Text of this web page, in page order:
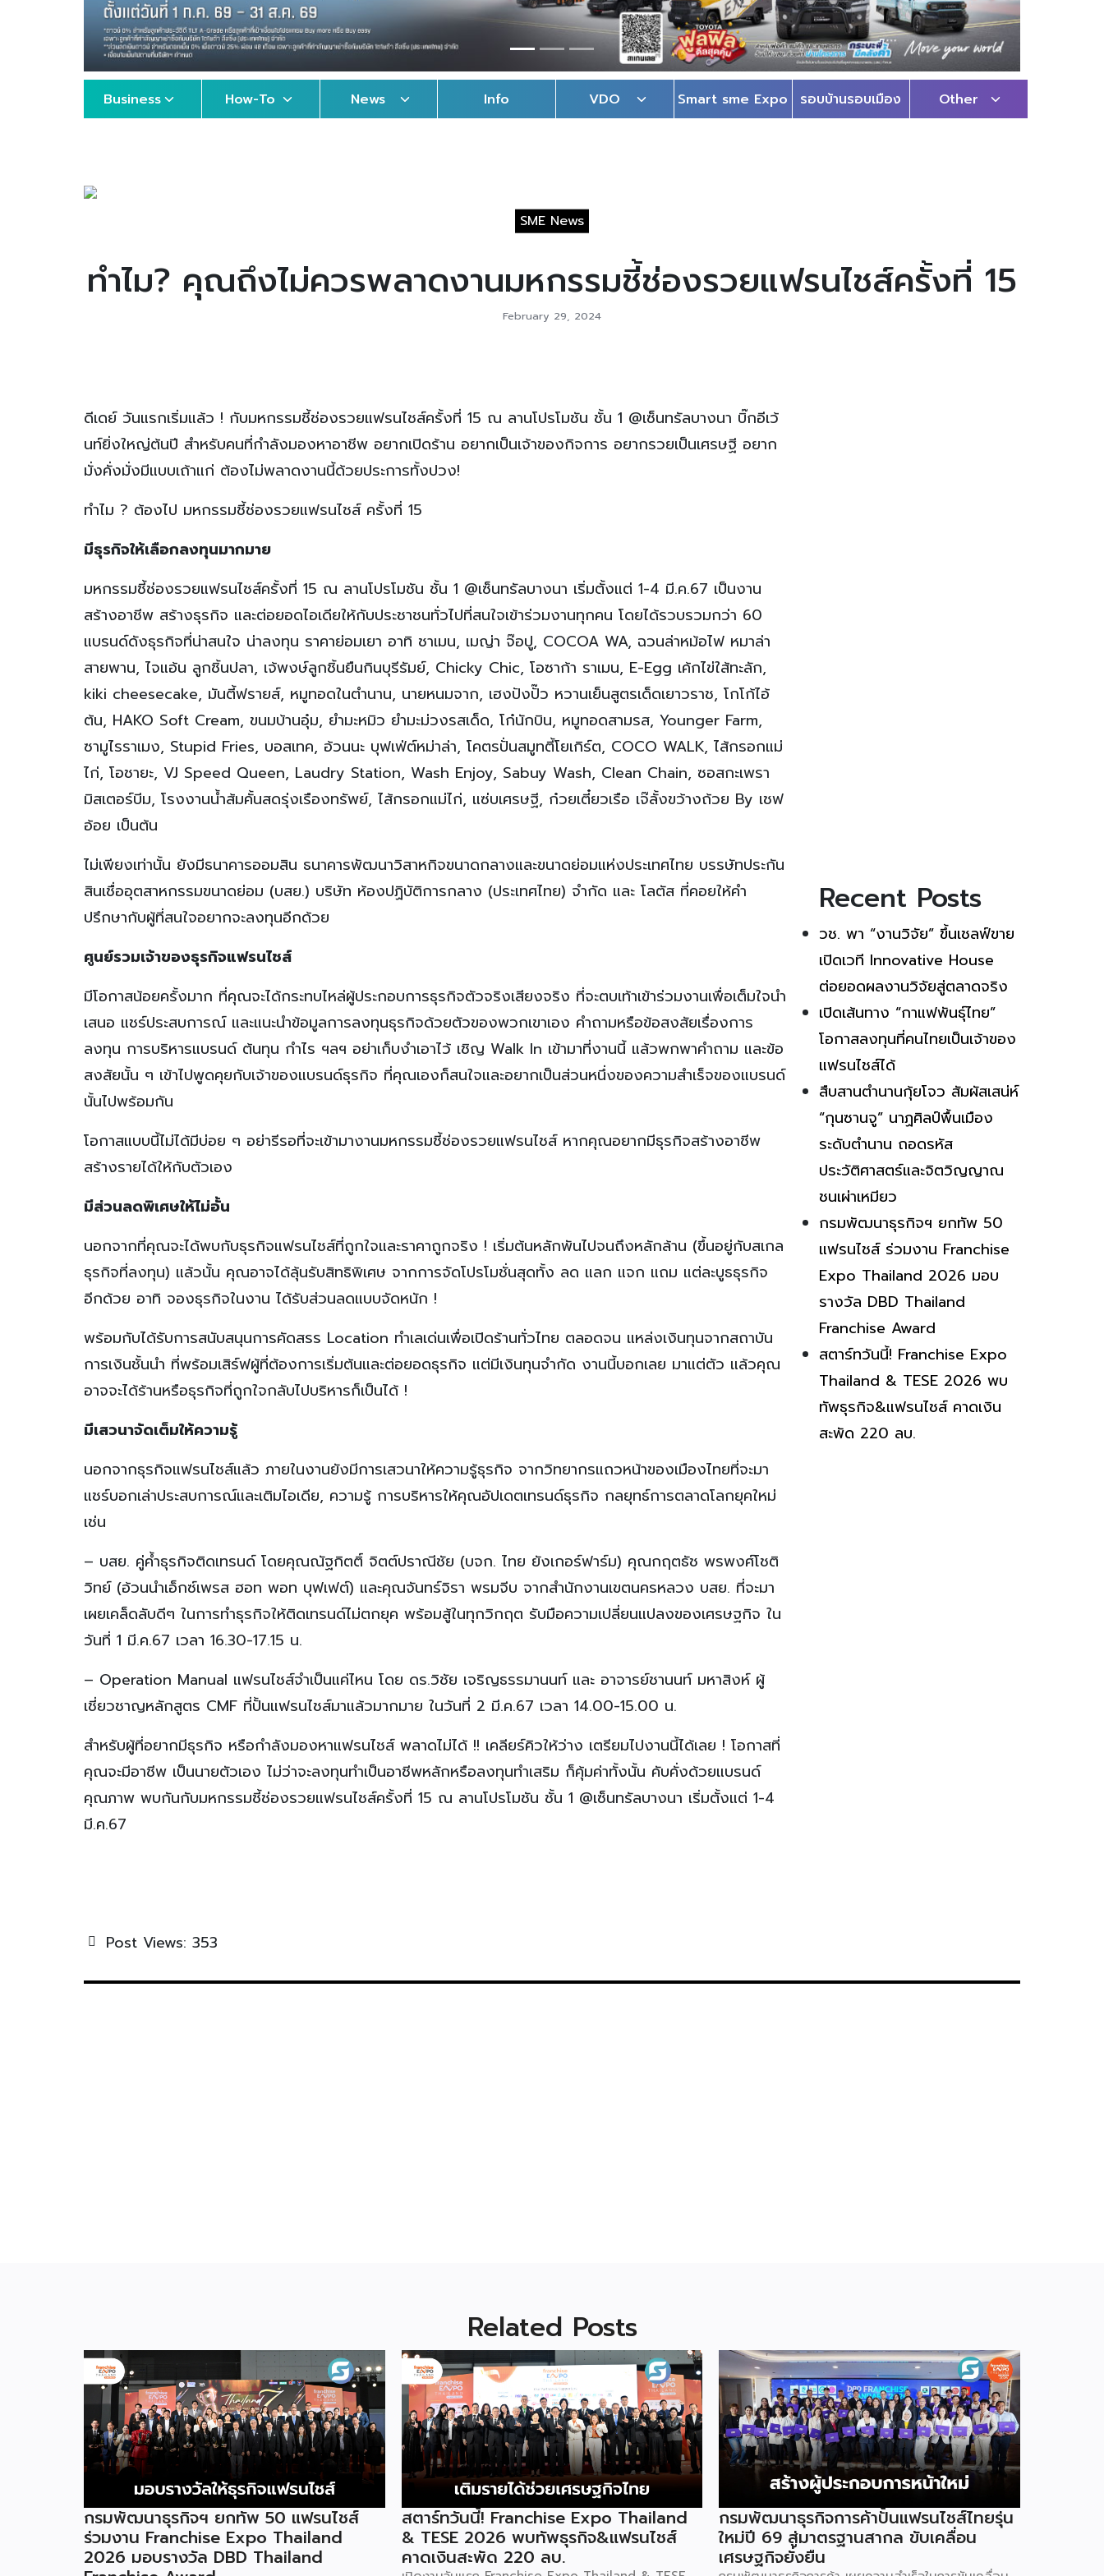
Business How-To News Info VDO Smart sme Expo รอบบ้านรอบเมือง Other
SME News
ทำไม? คุณถึงไม่ควรพลาดงานมหกรรมชี้ช่องรวยแฟรนไชส์ครั้งที่ 15
February 29, 2024
ดีเดย์ วันแรกเริ่มแล้ว ! กับมหกรรมชี้ช่องรวยแฟรนไชส์ครั้งที่ 15 ณ ลานโปรโมชัน ชั้น 1 @เซ็นทรัลบางนา บิ๊กอีเว้
นท์ยิ่งใหญ่ต้นปี สำหรับคนที่กำลังมองหาอาชีพ อยากเปิดร้าน อยากเป็นเจ้าของกิจการ อยากรวยเป็นเศรษฐี อยาก
มั่งคั่งมั่งมีแบบเถ้าแก่ ต้องไม่พลาดงานนี้ด้วยประการทั้งปวง!
ทำไม ? ต้องไป มหกรรมชี้ช่องรวยแฟรนไชส์ ครั้งที่ 15
มีธุรกิจให้เลือกลงทุนมากมาย
มหกรรมชี้ช่องรวยแฟรนไชส์ครั้งที่ 15 ณ ลานโปรโมชัน ชั้น 1 @เซ็นทรัลบางนา เริ่มตั้งแต่ 1-4 มี.ค.67 เป็นงาน
สร้างอาชีพ สร้างธุรกิจ และต่อยอดไอเดียให้กับประชาชนทั่วไปที่สนใจเข้าร่วมงานทุกคน โดยได้รวบรวมกว่า 60
แบรนด์ดังธุรกิจที่น่าสนใจ น่าลงทุน ราคาย่อมเยา อาทิ ชาเมน, เมญ่า จ๊อปู, COCOA WA, ฉวนล่าหม้อไฟ หมาล่า
สายพาน, ไจแอ้น ลูกชิ้นปลา, เจ้พงษ์ลูกชิ้นยืนกินบุรีรัมย์, Chicky Chic, โอซาก้า ราเมน, E-Egg เค้กไข่ใส้ทะลัก,
kiki cheesecake, มันตี้ฟรายส์, หมูทอดในตำนาน, นายหนมจาก, เฮงปังปั๊ว หวานเย็นสูตรเด็ดเยาวราช, โกโก้ไอ้
ต้น, HAKO Soft Cream, ขนมบ้านอุ๋ม, ยำมะหมิว ยำมะม่วงรสเด็ด, โก๋นักบิน, หมูทอดสามรส, Younger Farm,
ซามูไรราเมง, Stupid Fries, บอสเทค, อ้วนนะ บุฟเฟ่ต์หม่าล่า, โคตรปั่นสมูทตี้โยเกิร์ต, COCO WALK, ไส้กรอกแม่
ไก่, โอชายะ, VJ Speed Queen, Laudry Station, Wash Enjoy, Sabuy Wash, Clean Chain, ซอสกะเพรา
มิสเตอร์บีม, โรงงานน้ำส้มคั้นสดรุ่งเรืองทรัพย์, ไส้กรอกแม่ไก่, แซ่บเศรษฐี, ก๋วยเตี๋ยวเรือ เจ๊ลั้งขว้างถ้วย By เชฟ
อ้อย เป็นต้น
ไม่เพียงเท่านั้น ยังมีธนาคารออมสิน ธนาคารพัฒนาวิสาหกิจขนาดกลางและขนาดย่อมแห่งประเทศไทย บรรษัทประกัน
สินเชื่ออุตสาหกรรมขนาดย่อม (บสย.) บริษัท ห้องปฏิบัติการกลาง (ประเทศไทย) จำกัด และ โลตัส ที่คอยให้คำ
ปรึกษากับผู้ที่สนใจอยากจะลงทุนอีกด้วย
ศูนย์รวมเจ้าของธุรกิจแฟรนไชส์
มีโอกาสน้อยครั้งมาก ที่คุณจะได้กระทบไหล่ผู้ประกอบการธุรกิจตัวจริงเสียงจริง ที่จะตบเท้าเข้าร่วมงานเพื่อเต็มใจนำ
เสนอ แชร์ประสบการณ์ และแนะนำข้อมูลการลงทุนธุรกิจด้วยตัวของพวกเขาเอง คำถามหรือข้อสงสัยเรื่องการ
ลงทุน การบริหารแบรนด์ ต้นทุน กำไร ฯลฯ อย่าเก็บงำเอาไว้ เชิญ Walk In เข้ามาที่งานนี้ แล้วพกพาคำถาม และข้อ
สงสัยนั้น ๆ เข้าไปพูดคุยกับเจ้าของแบรนด์ธุรกิจ ที่คุณเองก็สนใจและอยากเป็นส่วนหนึ่งของความสำเร็จของแบรนด์
นั้นไปพร้อมกัน
โอกาสแบบนี้ไม่ได้มีบ่อย ๆ อย่ารีรอที่จะเข้ามางานมหกรรมชี้ช่องรวยแฟรนไชส์ หากคุณอยากมีธุรกิจสร้างอาชีพ
สร้างรายได้ให้กับตัวเอง
มีส่วนลดพิเศษให้ไม่อั้น
นอกจากที่คุณจะได้พบกับธุรกิจแฟรนไชส์ที่ถูกใจและราคาถูกจริง ! เริ่มต้นหลักพันไปจนถึงหลักล้าน (ขึ้นอยู่กับสเกล
ธุรกิจที่ลงทุน) แล้วนั้น คุณอาจได้ลุ้นรับสิทธิพิเศษ จากการจัดโปรโมชั่นสุดทั้ง ลด แลก แจก แถม แต่ละบูธธุรกิจ
อีกด้วย อาทิ จองธุรกิจในงาน ได้รับส่วนลดแบบจัดหนัก !
พร้อมกับได้รับการสนับสนุนการคัดสรร Location ทำเลเด่นเพื่อเปิดร้านทั่วไทย ตลอดจน แหล่งเงินทุนจากสถาบัน
การเงินชั้นนำ ที่พร้อมเสิร์ฟผู้ที่ต้องการเริ่มต้นและต่อยอดธุรกิจ แต่มีเงินทุนจำกัด งานนี้บอกเลย มาแต่ตัว แล้วคุณ
อาจจะได้ร้านหรือธุรกิจที่ถูกใจกลับไปบริหารก็เป็นได้ !
มีเสวนาจัดเต็มให้ความรู้
นอกจากธุรกิจแฟรนไชส์แล้ว ภายในงานยังมีการเสวนาให้ความรู้ธุรกิจ จากวิทยากรแถวหน้าของเมืองไทยที่จะมา
แชร์บอกเล่าประสบการณ์และเติมไอเดีย, ความรู้ การบริหารให้คุณอัปเดตเทรนด์ธุรกิจ กลยุทธ์การตลาดโลกยุคใหม่
เช่น
– บสย. คู่ค้ำธุรกิจติดเทรนด์ โดยคุณณัฐกิตติ์ จิตต์ปราณีชัย (บจก. ไทย ยังเกอร์ฟาร์ม) คุณกฤตธัช พรพงศ์โชติ
วิทย์ (อ้วนนำเอ็กซ์เพรส ฮอท พอท บุฟเฟต์) และคุณจันทร์จิรา พรมจีบ จากสำนักงานเขตนครหลวง บสย. ที่จะมา
เผยเคล็ดลับดีๆ ในการทำธุรกิจให้ติดเทรนด์ไม่ตกยุค พร้อมสู้ในทุกวิกฤต รับมือความเปลี่ยนแปลงของเศรษฐกิจ ใน
วันที่ 1 มี.ค.67 เวลา 16.30-17.15 น.
– Operation Manual แฟรนไชส์จำเป็นแค่ไหน โดย ดร.วิชัย เจริญธรรมานนท์ และ อาจารย์ชานนท์ มหาสิงห์ ผู้
เชี่ยวชาญหลักสูตร CMF ที่ปั้นแฟรนไชส์มาแล้วมากมาย ในวันที่ 2 มี.ค.67 เวลา 14.00-15.00 น.
สำหรับผู้ที่อยากมีธุรกิจ หรือกำลังมองหาแฟรนไชส์ พลาดไม่ได้ !! เคลียร์คิวให้ว่าง เตรียมไปงานนี้ได้เลย ! โอกาสที่
คุณจะมีอาชีพ เป็นนายตัวเอง ไม่ว่าจะลงทุนทำเป็นอาชีพหลักหรือลงทุนทำเสริม ก็คุ้มค่าทั้งนั้น คับคั่งด้วยแบรนด์
คุณภาพ พบกันกับมหกรรมชี้ช่องรวยแฟรนไชส์ครั้งที่ 15 ณ ลานโปรโมชัน ชั้น 1 @เซ็นทรัลบางนา เริ่มตั้งแต่ 1-4
มี.ค.67
Post Views: 353
Recent Posts
วช. พา “งานวิจัย” ขึ้นเชลฟ์ขาย
เปิดเวที Innovative House
ต่อยอดผลงานวิจัยสู่ตลาดจริง
เปิดเส้นทาง “กาแฟพันธุ์ไทย”
โอกาสลงทุนที่คนไทยเป็นเจ้าของ
แฟรนไชส์ได้
สืบสานตำนานกุ้ยโจว สัมผัสเสน่ห์
“กุนซานจู” นาฏศิลป์พื้นเมือง
ระดับตำนาน ถอดรหัส
ประวัติศาสตร์และจิตวิญญาณ
ชนเผ่าเหมียว
กรมพัฒนาธุรกิจฯ ยกทัพ 50
แฟรนไชส์ ร่วมงาน Franchise
Expo Thailand 2026 มอบ
รางวัล DBD Thailand
Franchise Award
สตาร์ทวันนี้! Franchise Expo
Thailand & TESE 2026 พบ
ทัพธุรกิจ&แฟรนไชส์ คาดเงิน
สะพัด 220 ลบ.
Related Posts
กรมพัฒนาธุรกิจฯ ยกทัพ 50 แฟรนไชส์
ร่วมงาน Franchise Expo Thailand
2026 มอบรางวัล DBD Thailand
สตาร์ทวันนี้! Franchise Expo Thailand
& TESE 2026 พบทัพธุรกิจ&แฟรนไชส์
คาดเงินสะพัด 220 ลบ.
กรมพัฒนาธุรกิจการค้าปั้นแฟรนไชส์ไทยรุ่น
ใหม่ปี 69 สู่มาตรฐานสากล ขับเคลื่อน
เศรษฐกิจยั่งยืน